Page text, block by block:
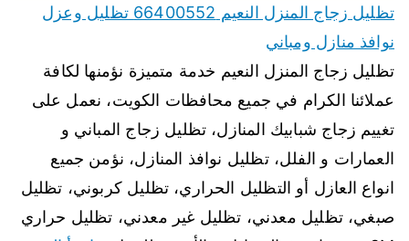
تظليل زجاج المنزل النعيم 66400552 تظليل وعزل
نوافذ منازل ومباني
تظليل زجاج المنزل النعيم خدمة متميزة نؤمنها لكافة
عملائنا الكرام في جميع محافظات الكويت، نعمل على
تغييم زجاج شبابيك المنازل، تظليل زجاج المباني و
العمارات و الفلل، تظليل نوافذ المنازل، نؤمن جميع
انواع العازل أو التظليل الحراري، تظليل كربوني، تظليل
صبغي، تظليل معدني، تظليل غير معدني، تظليل حراري